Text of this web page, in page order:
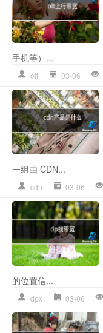
手机等）...
olt 03-06
一组由 CDN...
cdn 03-06
的位置信...
dpx 03-06